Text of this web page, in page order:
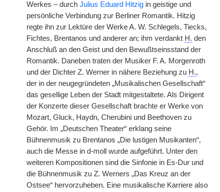
Werkes – durch Julius Eduard Hitzig in geistige und
persönliche Verbindung zur Berliner Romantik. Hitzig
regte ihn zur Lektüre der Werke A. W. Schlegels, Tiecks,
Fichtes, Brentanos und anderer an; ihm verdankt H. den
Anschluß an den Geist und den Bewußtseinsstand der
Romantik. Daneben traten der Musiker F. A. Morgenroth
und der Dichter Z. Werner in nähere Beziehung zu H.,
der in der neugegründeten „Musikalischen Gesellschaft“
das gesellige Leben der Stadt mitgestaltete. Als Dirigent
der Konzerte dieser Gesellschaft brachte er Werke von
Mozart, Gluck, Haydn, Cherubini und Beethoven zu
Gehör. Im „Deutschen Theater“ erklang seine
Bühnenmusik zu Brentanos „Die lustigen Musikanten“,
auch die Messe in d-moll wurde aufgeführt. Unter den
weiteren Kompositionen sind die Sinfonie in Es-Dur und
die Bühnenmusik zu Z. Werners „Das Kreuz an der
Ostsee“ hervorzuheben. Eine musikalische Karriere also